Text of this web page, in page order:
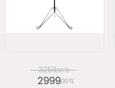
3259,00 TL
2999,00 TL